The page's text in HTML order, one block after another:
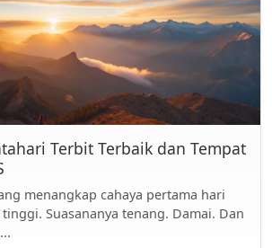
Terbit Terbaik dan Tempat
menangkap cahaya pertama hari
Suasananya tenang. Damai. Dan